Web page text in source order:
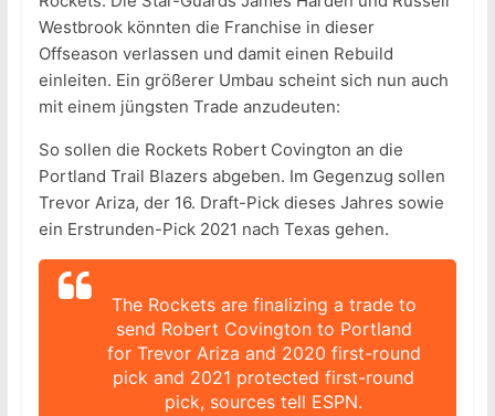
Westbrook könnten die Franchise in dieser
Offseason verlassen und damit einen Rebuild
einleiten. Ein größerer Umbau scheint sich nun auch
mit einem jüngsten Trade anzudeuten:
So sollen die Rockets Robert Covington an die
Portland Trail Blazers abgeben. Im Gegenzug sollen
Trevor Ariza, der 16. Draft-Pick dieses Jahres sowie
ein Erstrunden-Pick 2021 nach Texas gehen.
The Rockets are finalizing a trade to
send Robert Covington to Portland
for Trevor Ariza and 2020 first-round
pick and 2021 protected first-round
pick, sources tell ESPN.